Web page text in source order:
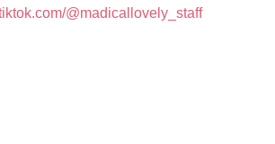
@madicallovely_staff